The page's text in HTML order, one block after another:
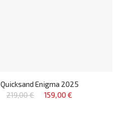
Quicksand Enigma 2025
219,00 €
159,00 €